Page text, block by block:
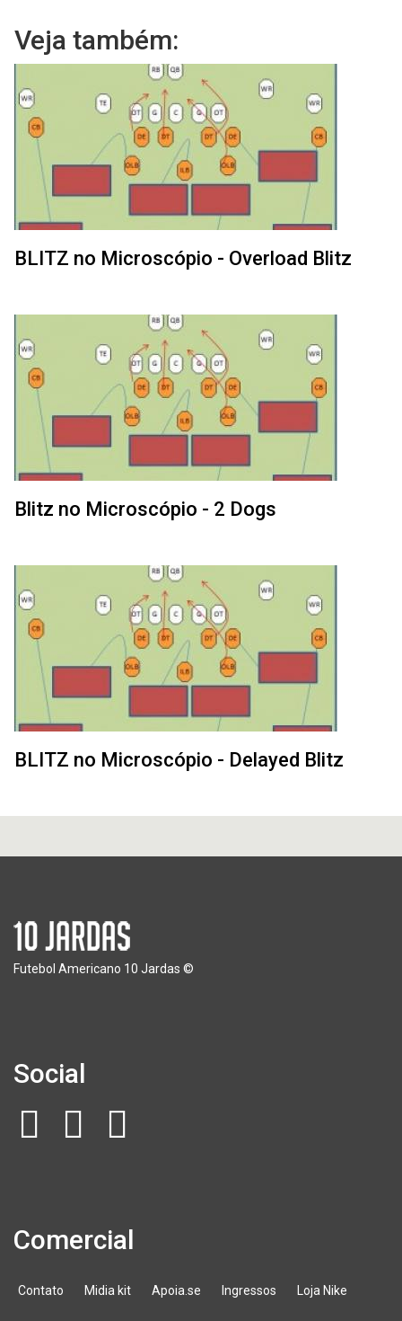
Veja também:
BLITZ no Microscópio - Overload Blitz
Blitz no Microscópio - 2 Dogs
BLITZ no Microscópio - Delayed Blitz
Futebol Americano 10 Jardas ©
Social
Comercial
Contato Midia kit Apoia.se Ingressos Loja Nike